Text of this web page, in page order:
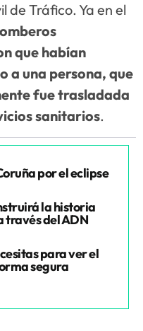
de Tráfico. Ya en el
que habían
a una persona, que
fue trasladada
sanitarios.
por el eclipse
la historia
través del ADN
para ver el
segura